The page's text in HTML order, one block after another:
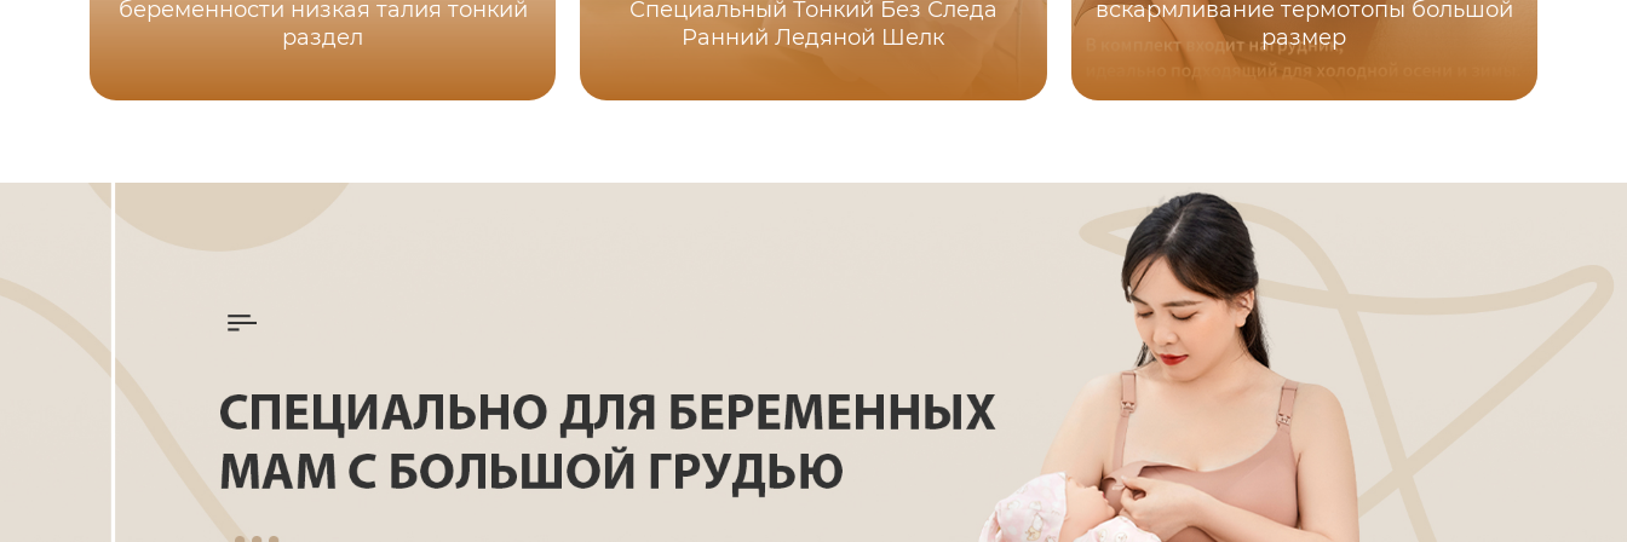
беременности низкая талия тонкий
раздел
Специальный Тонкий Без Следа
Ранний Ледяной Шелк
вскармливание термотопы большой
размер